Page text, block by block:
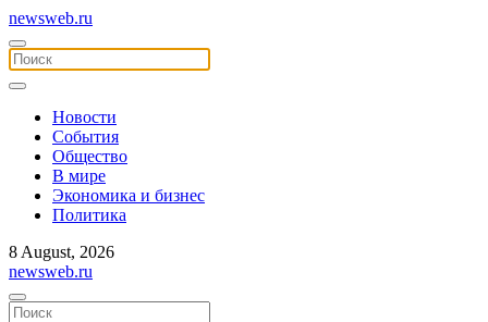
newsweb.ru
Новости
События
Общество
В мире
Экономика и бизнес
Политика
8 August, 2026
newsweb.ru